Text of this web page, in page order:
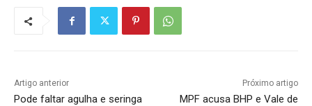
Artigo anterior
Pode faltar agulha e seringa
Próximo artigo
MPF acusa BHP e Vale de